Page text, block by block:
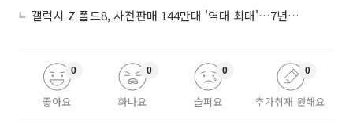
갤럭시 Z 폴드8, 사전판매 144만대 '역대 최대'…7년만에 갤노트10 기록 넘어
좋아요
0
화나요
0
슬퍼요
0
추가취재 원해요
0